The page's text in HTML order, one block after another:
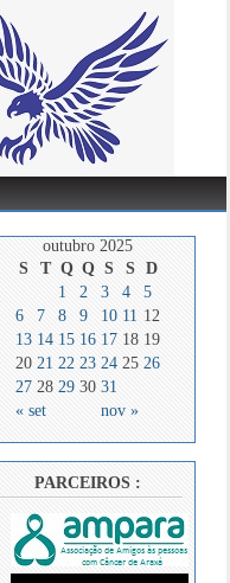
outubro 2025
S
T Q Q S S D
« set nov »
1 2 3 4
5
6
7 8 9 10 11 12
13 14 15 16 17 18 19
20 21 22 23 24 25 26
27 28 29 30 31
PARCEIROS :